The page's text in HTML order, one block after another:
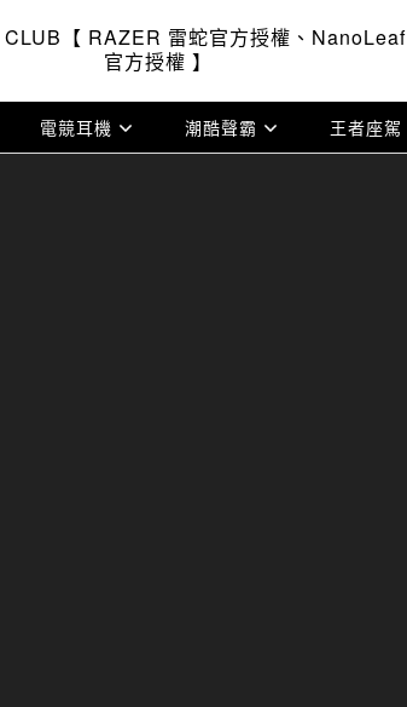
【 RAZER 雷蛇官方授權、NanoLeaf
官方授權 】
電競耳機 潮酷聲霸 王者座駕